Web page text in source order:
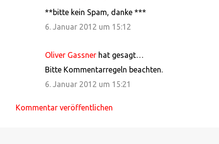
**bitte kein Spam, danke ***
6. Januar 2012 um 15:12
Oliver Gassner hat gesagt…
Bitte Kommentarregeln beachten.
6. Januar 2012 um 15:21
Kommentar veröffentlichen